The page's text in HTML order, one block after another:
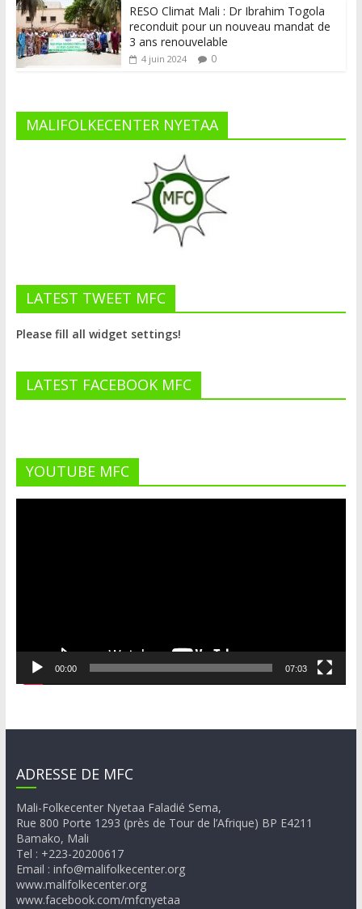
RESO Climat Mali : Dr Ibrahim Togola
reconduit pour un nouveau mandat de
3 ans renouvelable
4 juin 2024 0
MALIFOLKECENTER NYETAA
LATEST TWEET MFC
Please fill all widget settings!
LATEST FACEBOOK MFC
YOUTUBE MFC
00:00 07:03
ADRESSE DE MFC
Mali-Folkecenter Nyetaa Faladié Sema,
Rue 800 Porte 1293 (près de Tour de l’Afrique) BP E4211
Bamako, Mali
Tel : +223-20200617
Email : info@malifolkecenter.org
www.malifolkecenter.org
www.facebook.com/mfcnyetaa